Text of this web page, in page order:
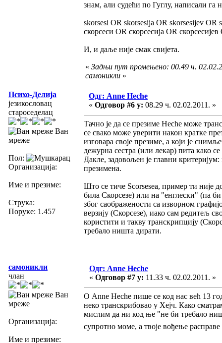
знам, али судећи по Гуглу, написали га
skorsesi OR skorsesija OR skorsesijev
скорсеси OR скорсесија OR
И, и даље није смак свијета.
« Задњи пут промењено: 00.49 ч.
самоникли »
Психо-Делија
језикословац
староседелац
Ван
мреже
Пол:
Организација:
Име и презиме:
Струка:
Поруке: 1.457
Одг: Anne Heche
« Одговор #6 у: 08.29 ч. 02.02.2011. »
Тачно је да се презиме Heche може
се свако може уверити након кратке
изговара своје презиме, а који је
дежурна сестра (или лекар) пита како
Дакле, задовољен је главни
презимена.
Што се тиче Scorsesea, пример ти није
била Скорсезе) или на "енглески" (па
због саображености са изворном
верзију (Скорсезе), иако сам редитељ
користити и такву транскрипцију
требало ништа дирати.
самоникли
члан
Ван
мреже
Организација:
Име и презиме:
Одг: Anne Heche
« Одговор #7 у: 11.33 ч. 02.02.2011. »
О Anne Heche пише се код нас већ 13
неко транскрибовао у Хејч. Како
мислим да ни код ње "не би требало
супротно моме, а твоје вођење